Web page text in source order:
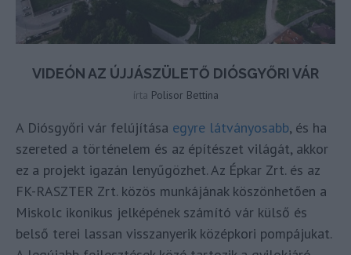
VIDEÓN AZ ÚJJÁSZÜLETŐ DIÓSGYŐRI VÁR
írta Polisor Bettina
A Diósgyőri vár felújítása egyre látványosabb, és ha
szereted a történelem és az építészet világát, akkor
ez a projekt igazán lenyűgözhet. Az Épkar Zrt. és az
FK-RASZTER Zrt. közös munkájának köszönhetően a
Miskolc ikonikus jelképének számító vár külső és
belső terei lassan visszanyerik középkori pompájukat.